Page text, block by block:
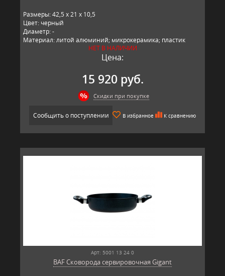
Размеры: 42,5 x 21 x 10,5
Цвет: черный
Диаметр: -
Материал: литой алюминий; микрокерамика; пластик
Производитель: BAF, Германия
НЕТ В НАЛИЧИИ
Цена:
15 920 руб.
Скидки при покупке
Сообщить о поступлении В избранное К сравнению
Арт: 5001 13 24 0
BAF Сковорода сервировочная Gigant